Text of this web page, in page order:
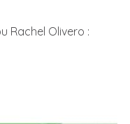
Rachel Olivero :